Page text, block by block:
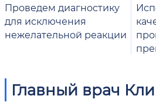
Проведем диагностику
для исключения
нежелательной реакции
Главный врач